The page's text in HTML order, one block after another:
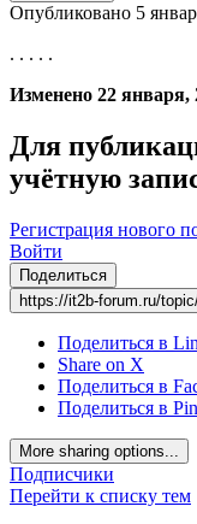
Опубликовано 5
. . . . .
Изменено 22 января,
Для
учётную
Регистрация нового
Войти
Поделиться
https://it2b-forum.ru/
Поделиться в
Share on X
Поделиться в
Поделиться в
More sharing options...
Подписчики
Перейти к списку тем